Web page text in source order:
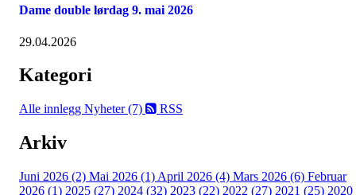
Dame double lørdag 9. mai 2026
29.04.2026
Kategori
Alle innlegg Nyheter (7) RSS
Arkiv
Juni 2026 (2) Mai 2026 (1) April 2026 (4) Mars 2026 (6) Februar
2026 (1) 2025 (27) 2024 (32) 2023 (22) 2022 (27) 2021 (25) 2020